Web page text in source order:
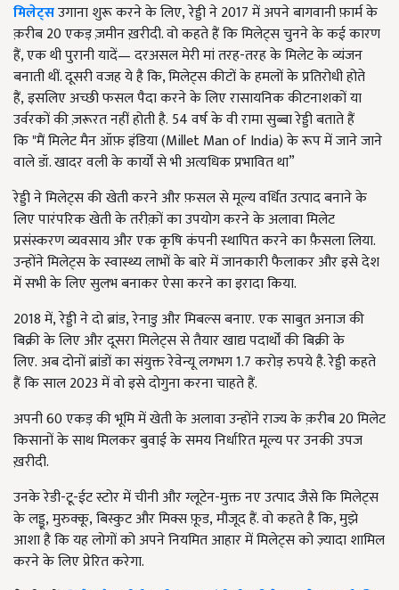
मिलेट्सउगाना शुरू करने के लिए,रेड्डी ने 2017 में अपने बागवानी फ़ार्म के
क़रीब 20 एकड़ ज़मीन ख़रीदी. वो कहते हैं कि मिलेट्स चुनने के कई कारण
हैं, एक थी पुरानी यादें— दरअसल मेरी मां तरह-तरह के मिलेट के व्यंजन
बनाती थीं. दूसरी वजह ये है कि, मिलेट्स कीटों के हमलों के प्रतिरोधी होते
हैं,इसलिए अच्छी फसल पैदा करने के लिए रासायनिक कीटनाशकों या
उर्वरकों की ज़रूरत नहीं होती है. 54 वर्ष के वी रामा सुब्बा रेड्डी बताते हैं
कि"मैं मिलेट मैन ऑफ़ इंडिया(Millet Man of India)के रूप में जाने जाने
वाले डॉ. खादर वली के कार्यों से भी अत्यधिक प्रभावित था”
रेड्डी ने मिलेट्स की खेती करने और फ़सल से मूल्य वर्धित उत्पाद बनाने के
लिए पारंपरिक खेती के तरीक़ों का उपयोग करने के अलावा मिलेट
प्रसंस्करण व्यवसाय और एक कृषि कंपनी स्थापित करने का फ़ैसला लिया.
उन्होंने मिलेट्स के स्वास्थ्य लाभों के बारे में जानकारी फैलाकर और इसे देश
में सभी के लिए सुलभ बनाकर ऐसा करने का इरादा किया.
2018 में,रेड्डी ने दो ब्रांड,रेनाडु और मिबल्स बनाए.एक साबुत अनाज की
बिक्री के लिए और दूसरा मिलेट्स से तैयार खाद्य पदार्थों की बिक्री के
लिए.अब दोनों ब्रांडों का संयुक्त रेवेन्यू लगभग 1.7 करोड़ रुपये है. रेड्डी कहते
हैं कि साल 2023 में वो इसे दोगुना करना चाहते हैं.
अपनी 60 एकड़ की भूमि में खेती के अलावा उन्होंने राज्य के क़रीब 20 मिलेट
किसानों के साथ मिलकर बुवाई के समय निर्धारित मूल्य पर उनकी उपज
ख़रीदी.
उनके रेडी-टू-ईट स्टोर में चीनी और ग्लूटेन-मुक्त नए उत्पादजैसे कि मिलेट्स
के लड्डू,मुरुक्कू,बिस्कुट और मिक्स फ़ूड,मौजूद हैं. वो कहते है कि, मुझे
आशा है कि यह लोगों को अपने नियमित आहार में मिलेट्स को ज़्यादा शामिल
करने के लिए प्रेरित करेगा.